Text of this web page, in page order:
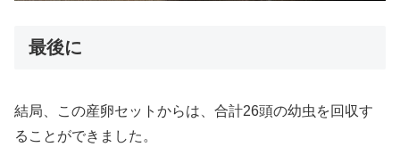
最後に
結局、この産卵セットからは、合計26頭の幼虫を回収す
ることができました。